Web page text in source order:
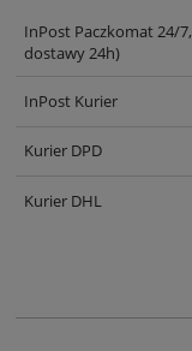
InPost Paczkomat 24/7,
dostawy 24h)
InPost Kurier
Kurier DPD
Kurier DHL